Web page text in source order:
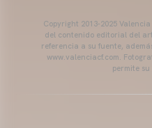
Copyright 2013-2025
del contenido editorial del
referencia a su fuente,
www.valenciacf.com.
permite